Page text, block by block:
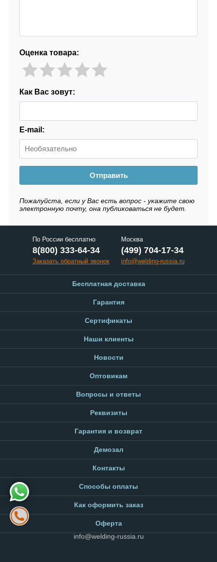
Оценка товара:
Как Вас зовут:
E-mail:
Отправить
Пожалуйста, если у Вас есть вопрос - укажите свою
электронную почту, она публиковаться не будет.
По России бесплатно
8(800) 333-64-34
Заказать обратный звонок
Москва
(499) 704-17-34
info@welding-russia.ru
Бесплатная доставка
Гарантия
Сертификаты
Наши клиенты
Новости
Оптовикам
Вопросы и ответы
Реквизиты
Гарантия и возврат
Демозал
Контакты
Способы оплаты
Как оформить заказ
Оферта
info@welding-russia.ru